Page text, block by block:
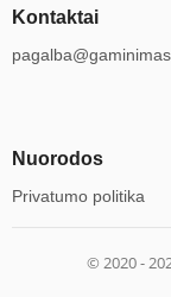
Kontaktai
Nuorodos
Privatumo politika
© 2020 -